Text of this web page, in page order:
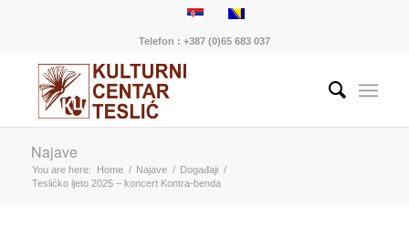
Telefon : +387 (0)65 683 037
Najave
You are here: Home / Najave / Događaji /
Teslićko ljeto 2025 – koncert Kontra-benda